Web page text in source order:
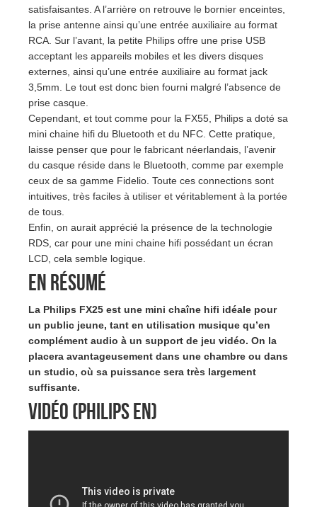
satisfaisantes. A l’arrière on retrouve le bornier enceintes,
la prise antenne ainsi qu’une entrée auxiliaire au format
RCA. Sur l’avant, la petite Philips offre une prise USB
acceptant les appareils mobiles et les divers disques
externes, ainsi qu’une entrée auxiliaire au format jack
3,5mm. Le tout est donc bien fourni malgré l’absence de
prise casque.
Cependant, et tout comme pour la FX55, Philips a doté sa
mini chaine hifi du Bluetooth et du NFC. Cette pratique,
laisse penser que pour le fabricant néerlandais, l’avenir
du casque réside dans le Bluetooth, comme par exemple
ceux de sa gamme Fidelio. Toute ces connections sont
intuitives, très faciles à utiliser et véritablement à la portée
de tous.
Enfin, on aurait apprécié la présence de la technologie
RDS, car pour une mini chaine hifi possédant un écran
LCD, cela semble logique.
En résumé
La Philips FX25 est une mini chaîne hifi idéale pour
un public jeune, tant en utilisation musique qu’en
complément audio à un support de jeu vidéo. On la
placera avantageusement dans une chambre ou dans
un studio, où sa puissance sera très largement
suffisante.
Vidéo (Philips EN)